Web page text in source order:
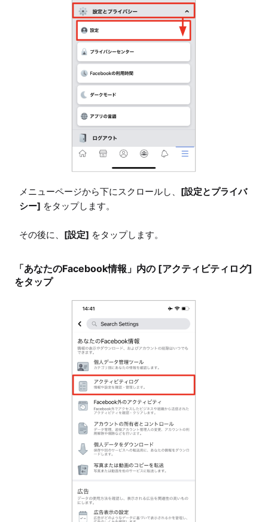
メニューページから下にスクロールし、 [設定とプライバ
シー] をタップします。
その後に、 [設定] をタップします。
「あなたのFacebook情報」内の [アクティビティログ]
をタップ